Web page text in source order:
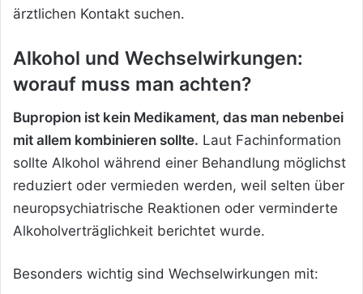
ärztlichen Kontakt suchen.
Alkohol und Wechselwirkungen:
worauf muss man achten?
Bupropion ist kein Medikament, das man nebenbei
mit allem kombinieren sollte. Laut Fachinformation
sollte Alkohol während einer Behandlung möglichst
reduziert oder vermieden werden, weil selten über
neuropsychiatrische Reaktionen oder verminderte
Alkoholverträglichkeit berichtet wurde.
Besonders wichtig sind Wechselwirkungen mit: